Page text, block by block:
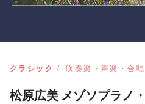
クラシック 吹奏楽・声楽・合唱
松原広美 メゾソプラノ